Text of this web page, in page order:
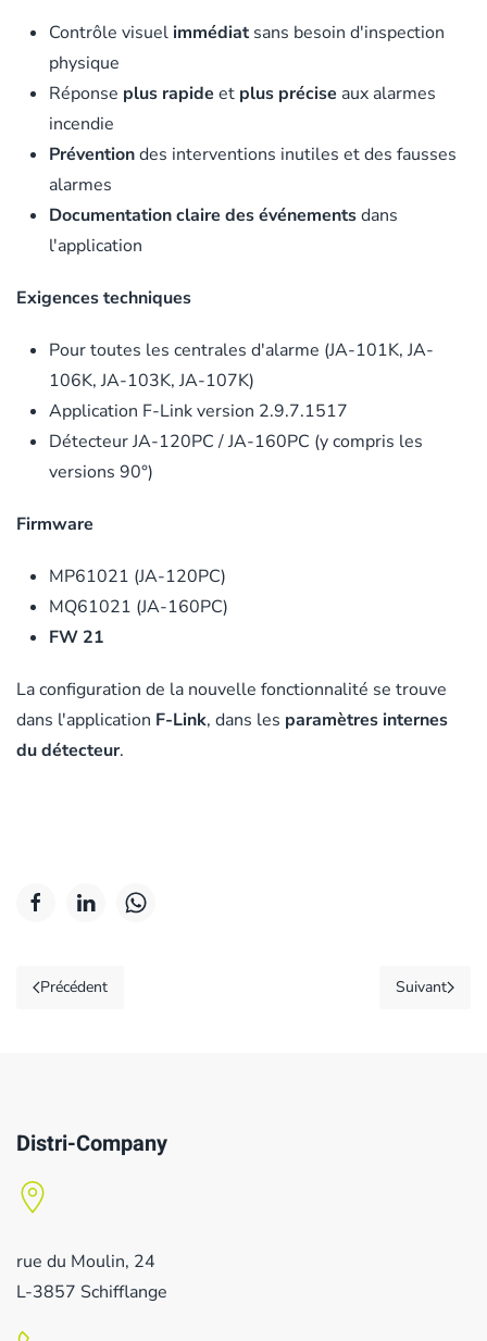
Contrôle visuel immédiat sans besoin d'inspection
physique
Réponse plus rapide et plus précise aux alarmes
incendie
Préventiondes interventions inutiles et des fausses
alarmes
Documentation claire des événementsdans
l'application
Exigences techniques
Pour toutes les centrales d'alarme (JA-101K, JA-
106K, JA-103K, JA-107K)
Application F-Link version 2.9.7.1517
Détecteur JA-120PC / JA-160PC (y compris les
versions 90°)
Firmware
MP61021 (JA-120PC)
MQ61021 (JA-160PC)
FW 21
La configuration de la nouvelle fonctionnalité se trouve
dans l'application F-Link, dans les paramètres internes
du détecteur.
Précédent Suivant
Distri-Company
rue du Moulin, 24
L-3857 Schifflange